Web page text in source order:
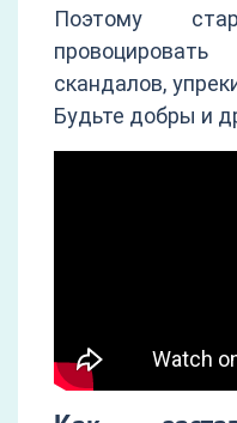
Поэтому
скандалов,
Будьте добры и